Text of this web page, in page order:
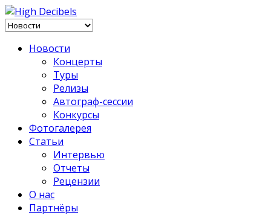
Новости
Концерты
Туры
Релизы
Автограф-сессии
Конкурсы
Фотогалерея
Статьи
Интервью
Отчеты
Рецензии
О нас
Партнёры